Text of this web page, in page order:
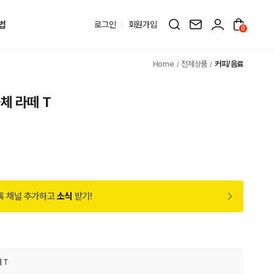
로그인 회원가입 0
전체상품 커피/음료
라떼 T
채널 추가하고소식 받기!
T